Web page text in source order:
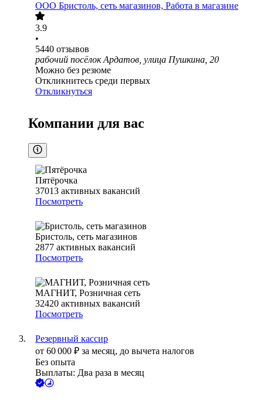
ООО Бристоль, сеть магазинов, Работа в магазине
3.9
•
5440 отзывов
рабочий посёлок Ардатов, улица Пушкина, 20
Можно без резюме
Откликнитесь среди первых
Откликнуться
Компании для вас
Пятёрочка
37013 активных вакансий
Посмотреть
Бристоль, сеть магазинов
2877 активных вакансий
Посмотреть
МАГНИТ, Розничная сеть
32420 активных вакансий
Посмотреть
Резервный кассир
от 60 000 ₽ за месяц, до вычета налогов
Без опыта
Выплаты: Два раза в месяц